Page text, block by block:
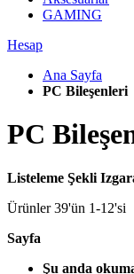
GAMING
Hesap
Ana Sayfa
PC Bileşenleri
PC
Listeleme Şekli
Ürünler39'ün 1-12'si
Sayfa
Şu anda